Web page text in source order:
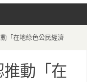
「在地綠色公民經濟
動「在